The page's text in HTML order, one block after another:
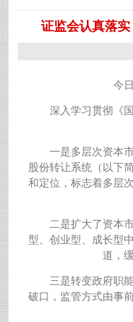
证监会认真落
今
深入学习贯彻《
一是多层次资本
股份转让系统（以下
和定位，标志着多层
二是扩大了资本
型、创业型、成长型
道，
三是转变政府职
破口，监管方式由事